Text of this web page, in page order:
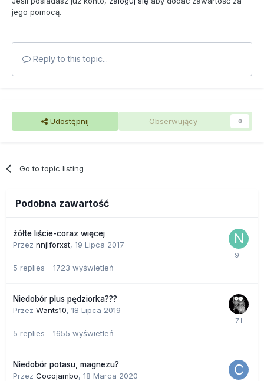
jego pomocą.
Reply to this topic...
Udostępnij Obserwujący 0
Go to topic listing
Podobna zawartość
żółte liście-coraz więcej
Przez nnjlforxst, 19 Lipca 2017
5 replies 1723 wyświetleń
Niedobór plus pędziorka???
Przez Wants10, 18 Lipca 2019
5 replies 1655 wyświetleń
Niedobór potasu, magnezu?
Przez Cocojambo, 18 Marca 2020